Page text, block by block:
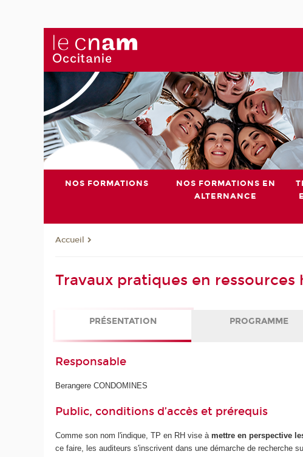
NOS FORMATIONS
NOS FORMATIONS EN
ALTERNANCE
Accueil
Travaux pratiques en ressources
PRÉSENTATION PROGRAMME
Responsable
Berangere CONDOMINES
Public, conditions d’accès et prérequis
Comme son nom l'indique, TP en RH vise àmettre en perspective
ce faire, les auditeurs s'inscrivent dans une démarche de recherche